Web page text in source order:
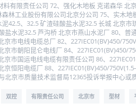
有限责任公司 72、强化木地板 克诺森华
林工业股份有限公司北京分公司 75、实木
42.5、32.5 矿渣硅酸盐水泥32.5 长城 北京
水泥32.5 芦沟桥 北京市燕山水泥厂 80、普
京市电线电缆总厂 82、227IEC01(BV)450/
京市朝阳昆仑电线厂 84、227IEC01(BV)450/
京市国运电线电缆有限责任公司 86、
京恒阳电缆厂 88、227IEC01(BV)450/
京市质量技术监督局12365投诉举报中心或
双控 有限责任公司 北京市 型材